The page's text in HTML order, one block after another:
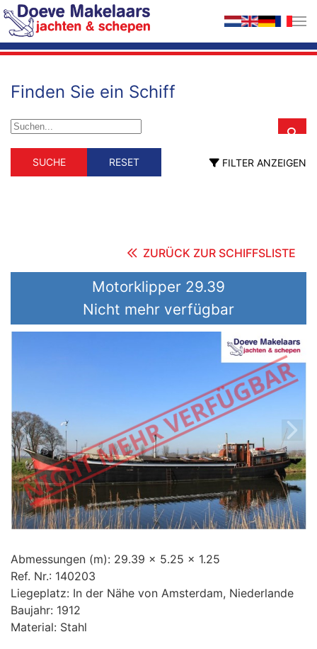
Zum Hauptinhalt springen
Finden Sie ein Schiff
Schiffstyp
Schiffstyp
Berufsschiff
Material Holz
Preis (€)
SUCHE RESET FILTER ANZEIGEN
ZURÜCK ZUR SCHIFFSLISTE
Motorklipper 29.39
Nicht mehr verfügbar
Abmessungen (m): 29.39 x 5.25 x 1.25
Ref. Nr.: 140203
Liegeplatz: In der Nähe von Amsterdam, Niederlande
Baujahr: 1912
Material: Stahl